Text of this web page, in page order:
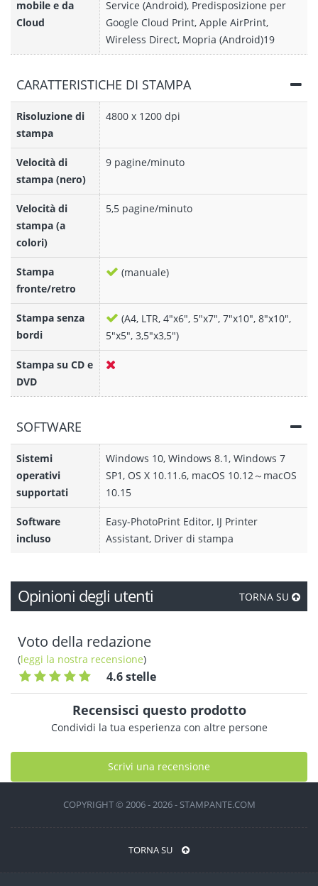
mobile e da
Cloud
Service (Android), Predisposizione per
Google Cloud Print, Apple AirPrint,
Wireless Direct, Mopria (Android)19
CARATTERISTICHE DI STAMPA
Risoluzione di
stampa
4800 x 1200 dpi
Velocità di
stampa (nero)
9 pagine/minuto
Velocità di
stampa (a
colori)
5,5 pagine/minuto
Stampa
fronte/retro
(manuale)
Stampa senza
bordi
(A4, LTR, 4"x6", 5"x7", 7"x10", 8"x10",
5"x5", 3,5"x3,5")
Stampa su CD e
DVD
SOFTWARE
Sistemi
operativi
supportati
Windows 10, Windows 8.1, Windows 7
SP1, OS X 10.11.6, macOS 10.12～macOS
10.15
Software
incluso
Easy-PhotoPrint Editor, IJ Printer
Assistant, Driver di stampa
Opinioni degli utenti TORNA SU
Voto della redazione
(leggi la nostra recensione)
4.6 stelle
Recensisci questo prodotto
Condividi la tua esperienza con altre persone
Scrivi una recensione
COPYRIGHT © 2006 - 2026 - STAMPANTE.COM
TORNA SU